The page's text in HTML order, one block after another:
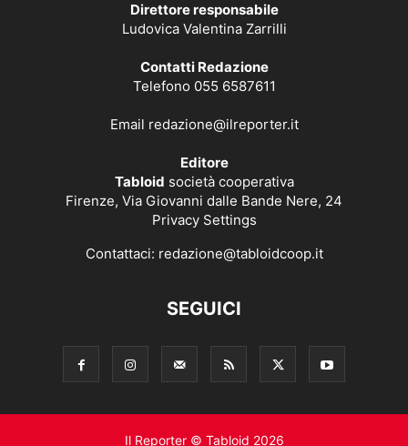
Direttore responsabile
Ludovica Valentina Zarrilli
Contatti Redazione
Telefono 055 6587611
Email redazione@ilreporter.it
Editore
Tabloid società cooperativa
Firenze, Via Giovanni dalle Bande Nere, 24
Privacy Settings
Contattaci: redazione@tabloidcoop.it
SEGUICI
Il Reporter © Tabloid 2026